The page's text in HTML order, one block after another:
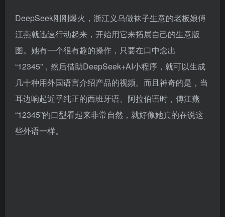
DeepSeek刚刚爆火，浙江义乌做袜子生意的老板娘傅
江燕就迅速行动起来，开始用它来拓展自己的生意版
图。她有一个很有趣的操作，只要在口中念出
“12345”，然后借助DeepSeek+AI小程序，就可以生成
几十种用外国语言介绍产品的视频。而且神奇的是，当
耳边响起近乎纯正的西班牙语、阿拉伯语时，傅江燕
“12345”的口型看起来非常自然，就好像她真的在说这
些外语一样。